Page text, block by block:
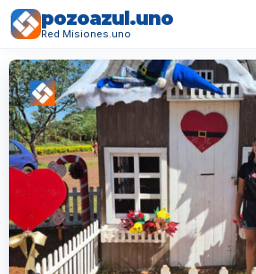
pozoazul.uno
Red Misiones.uno